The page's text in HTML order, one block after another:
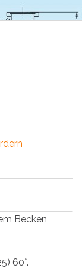
Becken,
60°.